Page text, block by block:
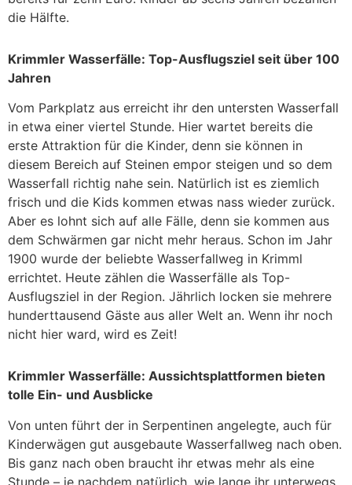
die Hälfte.
Krimmler Wasserfälle: Top-Ausflugsziel seit über 100
Jahren
Vom Parkplatz aus erreicht ihr den untersten Wasserfall
in etwa einer viertel Stunde. Hier wartet bereits die
erste Attraktion für die Kinder, denn sie können in
diesem Bereich auf Steinen empor steigen und so dem
Wasserfall richtig nahe sein. Natürlich ist es ziemlich
frisch und die Kids kommen etwas nass wieder zurück.
Aber es lohnt sich auf alle Fälle, denn sie kommen aus
dem Schwärmen gar nicht mehr heraus. Schon im Jahr
1900 wurde der beliebte Wasserfallweg in Krimml
errichtet. Heute zählen die Wasserfälle als Top-
Ausflugsziel in der Region. Jährlich locken sie mehrere
hunderttausend Gäste aus aller Welt an. Wenn ihr noch
nicht hier ward, wird es Zeit!
Krimmler Wasserfälle: Aussichtsplattformen bieten
tolle Ein- und Ausblicke
Von unten führt der in Serpentinen angelegte, auch für
Kinderwägen gut ausgebaute Wasserfallweg nach oben.
Bis ganz nach oben braucht ihr etwas mehr als eine
Stunde – je nachdem natürlich, wie lange ihr unterwegs